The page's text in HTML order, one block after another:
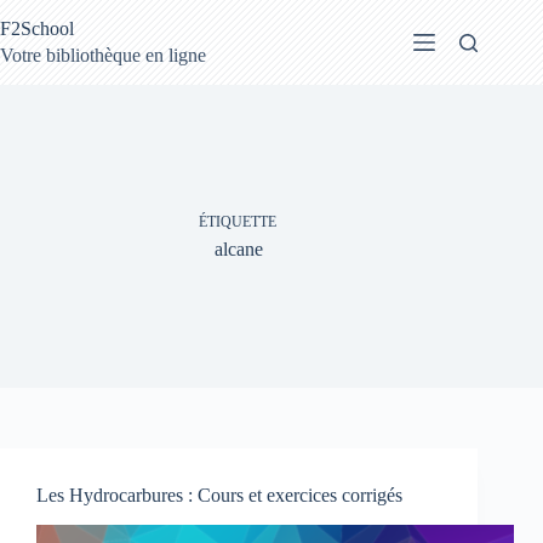
au
contenu
F2School
Votre bibliothèque en ligne
ÉTIQUETTE
alcane
Les Hydrocarbures : Cours et exercices corrigés